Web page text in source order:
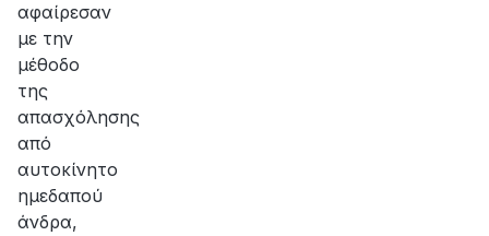
αφαίρεσαν
με την
μέθοδο
της
απασχόλησης
από
αυτοκίνητο
ημεδαπού
άνδρα,